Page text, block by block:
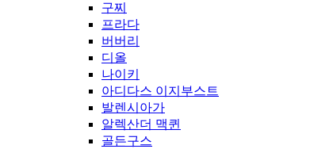
구찌
프라다
버버리
디올
나이키
아디다스 이지부스트
발렌시아가
알렉산더 맥퀸
골든구스